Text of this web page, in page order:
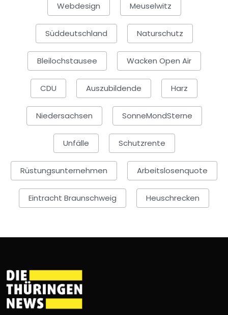
Webdesign Meuselwitz
Süddeutschland Naturschutz
Bleilochstausee Wacken Open Air
CDU Auszubildende Harz
Niedersachsen SonneMondSterne
Unfälle Schutzrente
Rüstungsunternehmen Arbeitslosenquote
Eintracht Braunschweig Heuschrecken